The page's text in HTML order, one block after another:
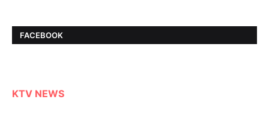
FACEBOOK
KTV NEWS